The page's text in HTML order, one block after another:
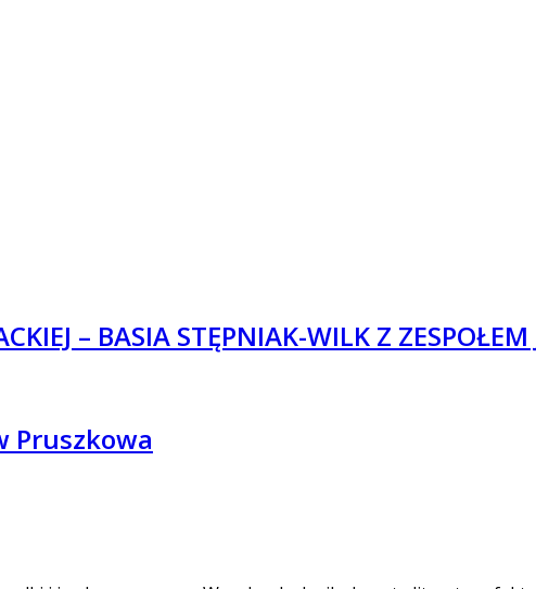
– BASIA STĘPNIAK-WILK Z
Pruszkowa